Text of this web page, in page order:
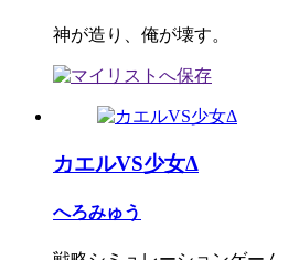
神が造り、俺が壊す。
カエルVS少女Δ
へろみゅう